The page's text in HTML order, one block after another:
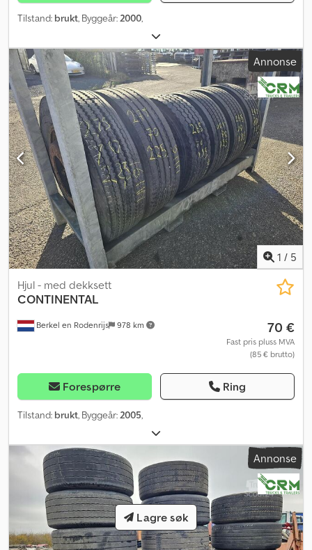
Tilstand: brukt, Byggeår: 2000,
Annonse
1 / 5
Berkel en Rodenrijs 978 km
Hjul - med dekksett
CONTINENTAL
70 €
Fast pris pluss MVA
(85 € brutto)
Forespørre Ring
Tilstand: brukt, Byggeår:2005,
Annonse
Lagre søk